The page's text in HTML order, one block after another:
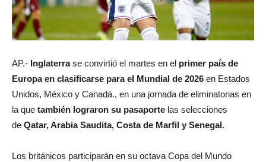
AP.- Inglaterrase convirtió el martes en el primer país de
Europa en clasificarse para el Mundial de 2026 en Estados
Unidos, México y Canadá., en una jornada de eliminatorias en
la que también lograron su pasaporte las selecciones
de Qatar, Arabia Saudita, Costa de Marfil y Senegal.
Los británicos participarán en su octava Copa del Mundo